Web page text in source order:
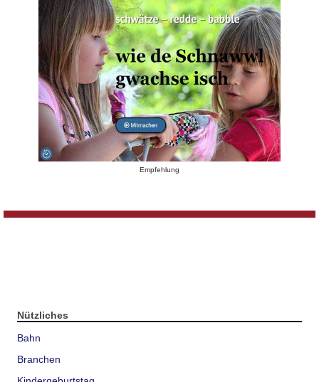
Empfehlung
Nützliches
Bahn
Branchen